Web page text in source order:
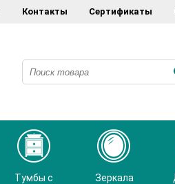
Контакты Сертификаты
Тумбы с
Зеркала